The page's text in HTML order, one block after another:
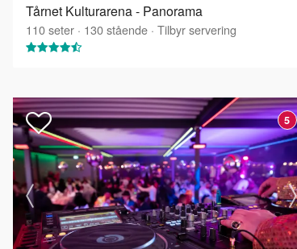
Tårnet Kulturarena - Panorama
110seter · 130stående · Tilbyr servering
5